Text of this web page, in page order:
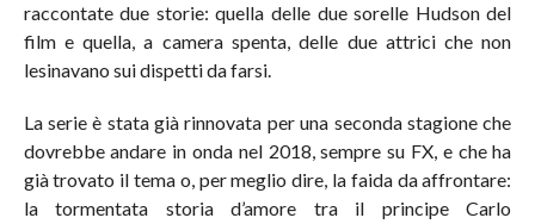
raccontate due storie: quella delle due sorelle Hudson del
film e quella, a camera spenta, delle due attrici che non
lesinavano sui dispetti da farsi.
La serie è stata già rinnovata per una seconda stagione che
dovrebbe andare in onda nel 2018, sempre su FX, e che ha
già trovato il tema o, per meglio dire, la faida da affrontare:
la tormentata storia d’amore tra il principe Carlo